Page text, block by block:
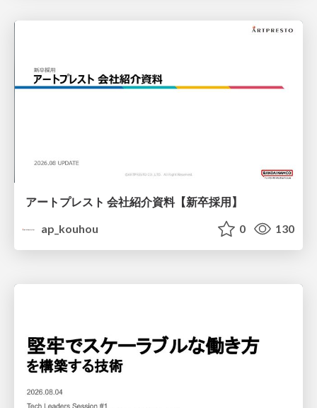
アートプレスト 会社紹介資料【新卒採用】
ap_kouhou
0 130